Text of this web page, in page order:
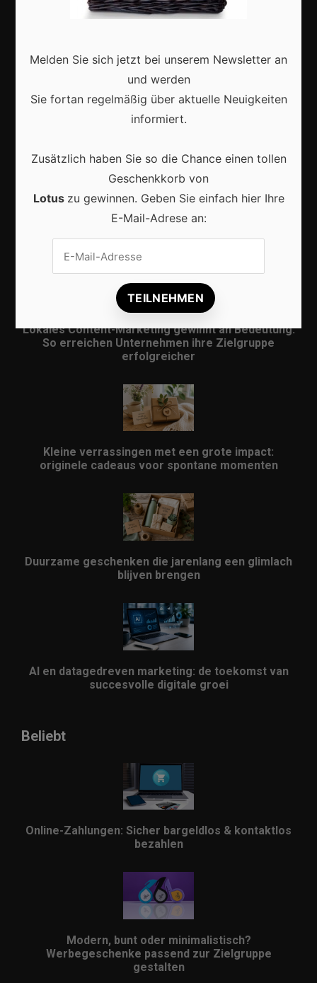
Produkte
Lokale Suchmaschinenoptimierung bleibt der
Lokales Content-Marketing gewinnt an Bedeutung:
So erreichen Unternehmen ihre Zielgruppe
erfolgreicher
Kleine verrassingen met een grote impact:
originele cadeaus voor spontane momenten
Duurzame geschenken die jarenlang een glimlach
blijven brengen
AI en datagedreven marketing: de toekomst van
succesvolle digitale groei
Beliebt
Online-Zahlungen: Sicher bargeldlos & kontaktlos
bezahlen
Modern, bunt oder minimalistisch?
Werbegeschenke passend zur Zielgruppe
gestalten
Melden Sie sich jetzt bei unserem Newsletter an
und werden
Sie fortan regelmäßig über aktuelle Neuigkeiten
informiert.
Zusätzlich haben Sie so die Chance einen tollen
Geschenkkorb von
Lotus zu gewinnen. Geben Sie einfach hier Ihre
E-Mail-Adrese an: